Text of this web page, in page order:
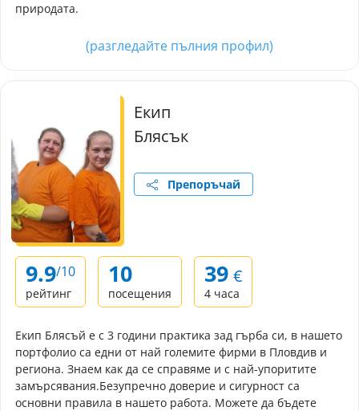
природата.
(разгледайте пълния профил)
Екип
Блясък
Препоръчай
9.9/10
рейтинг
10
посещения
39 €
4 часа
Екип Блясъй е с 3 години практика зад гърба си, в нашето
портфолио са едни от най големите фирми в Пловдив и
региона. Знаем как да се справяме и с най-упоритите
замърсявания. ​Безупречно доверие и сигурност са
основни правила в нашето работа. Можете да бъдете